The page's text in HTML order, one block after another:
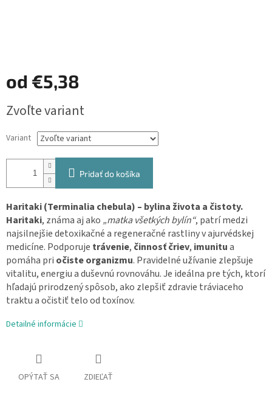
od €5,38
cena:
Zvoľte variant
Variant
Pridať do košíka
Haritaki (Terminalia chebula) – bylina života a čistoty.
Haritaki, známa aj ako „matka všetkých bylín“, patrí medzi
najsilnejšie detoxikačné a regeneračné rastliny v ajurvédskej
medicíne. Podporuje trávenie, činnosť čriev, imunitua
pomáha pri očiste organizmu. Pravidelné užívanie zlepšuje
vitalitu, energiu a duševnú rovnováhu. Je ideálna pre tých, ktorí
hľadajú prirodzený spôsob, ako zlepšiť zdravie tráviaceho
traktu a očistiť telo od toxínov.
Detailné informácie
OPÝTAŤ SA ZDIEĽAŤ